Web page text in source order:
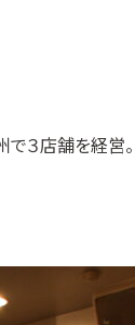
３店舗を経営。